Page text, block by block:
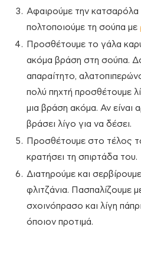
Αφαιρούμε την κατσαρόλα
πολτοποιούμε τη σούπα με
Προσθέτουμε το γάλα
ακόμα βράση στη σούπα.
απαραίτητο,
πολύ πηχτή προσθέτουμε
μια βράση ακόμα. Αν είναι
βράσει λίγο για να δέσει.
Προσθέτουμε στο τέλος
κρατήσει τη σπιρτάδα του.
Διατηρούμε και
φλιτζάνια. Πασπαλίζουμε
σχοινόπρασο και λίγη
όποιον προτιμά.